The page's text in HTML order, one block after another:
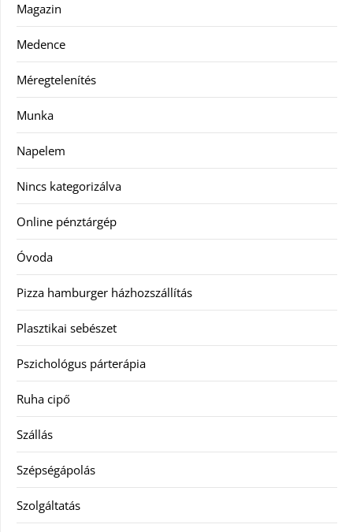
Magazin
Medence
Méregtelenítés
Munka
Napelem
Nincs kategorizálva
Online pénztárgép
Óvoda
Pizza hamburger házhozszállítás
Plasztikai sebészet
Pszichológus párterápia
Ruha cipő
Szállás
Szépségápolás
Szolgáltatás